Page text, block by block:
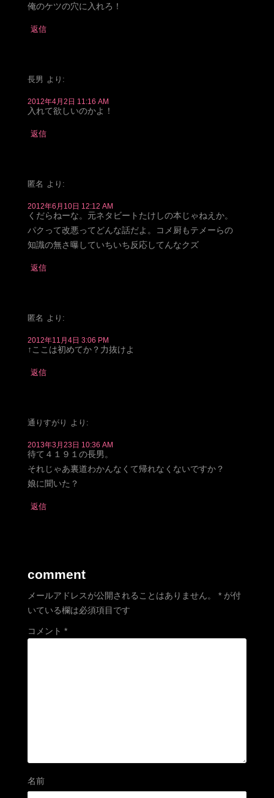
俺のケツの穴に入れろ！
返信
長男 より:
2012年4月2日 11:16 AM
入れて欲しいのかよ！
返信
匿名 より:
2012年6月10日 12:12 AM
くだらねーな。元ネタビートたけしの本じゃねえか。
パクって改悪ってどんな話だよ。コメ厨もテメーらの
知識の無さ曝していちいち反応してんなクズ
返信
匿名 より:
2012年11月4日 3:06 PM
↑ここは初めてか？力抜けよ
返信
通りすがり より:
2013年3月23日 10:36 AM
待て４１９１の長男。
それじゃあ裏道わかんなくて帰れなくないですか？
娘に聞いた？
返信
comment
メールアドレスが公開されることはありません。 * が付
いている欄は必須項目です
コメント *
名前